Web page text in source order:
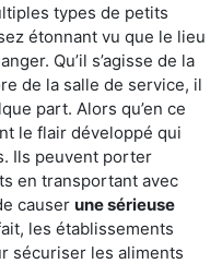
types de petits
étonnant vu que le lieu
Qu’il s’agisse de la
de la salle de service, il
part. Alors qu’en ce
le flair développé qui
Ils peuvent porter
en transportant avec
causer une sérieuse
les établissements
sécuriser les aliments